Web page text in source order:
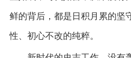
鲜的背后，都是日积月累的坚
性、初心不改的纯粹。